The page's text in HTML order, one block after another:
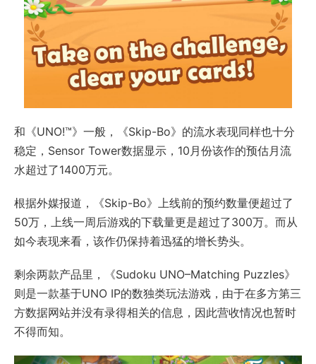
和《UNO!™》一般，《Skip-Bo》的流水表现同样也十分
稳定，Sensor Tower数据显示，10月份该作的预估月流
水超过了1400万元。
根据外媒报道，《Skip-Bo》上线前的预约数量便超过了
50万，上线一周后游戏的下载量更是超过了300万。而从
如今表现来看，该作仍保持着迅猛的增长势头。
剩余两款产品里，《Sudoku UNO–Matching Puzzles》
则是一款基于UNO IP的数独类玩法游戏，由于在多方第三
方数据网站并没有录得相关的信息，因此营收情况也暂时
不得而知。